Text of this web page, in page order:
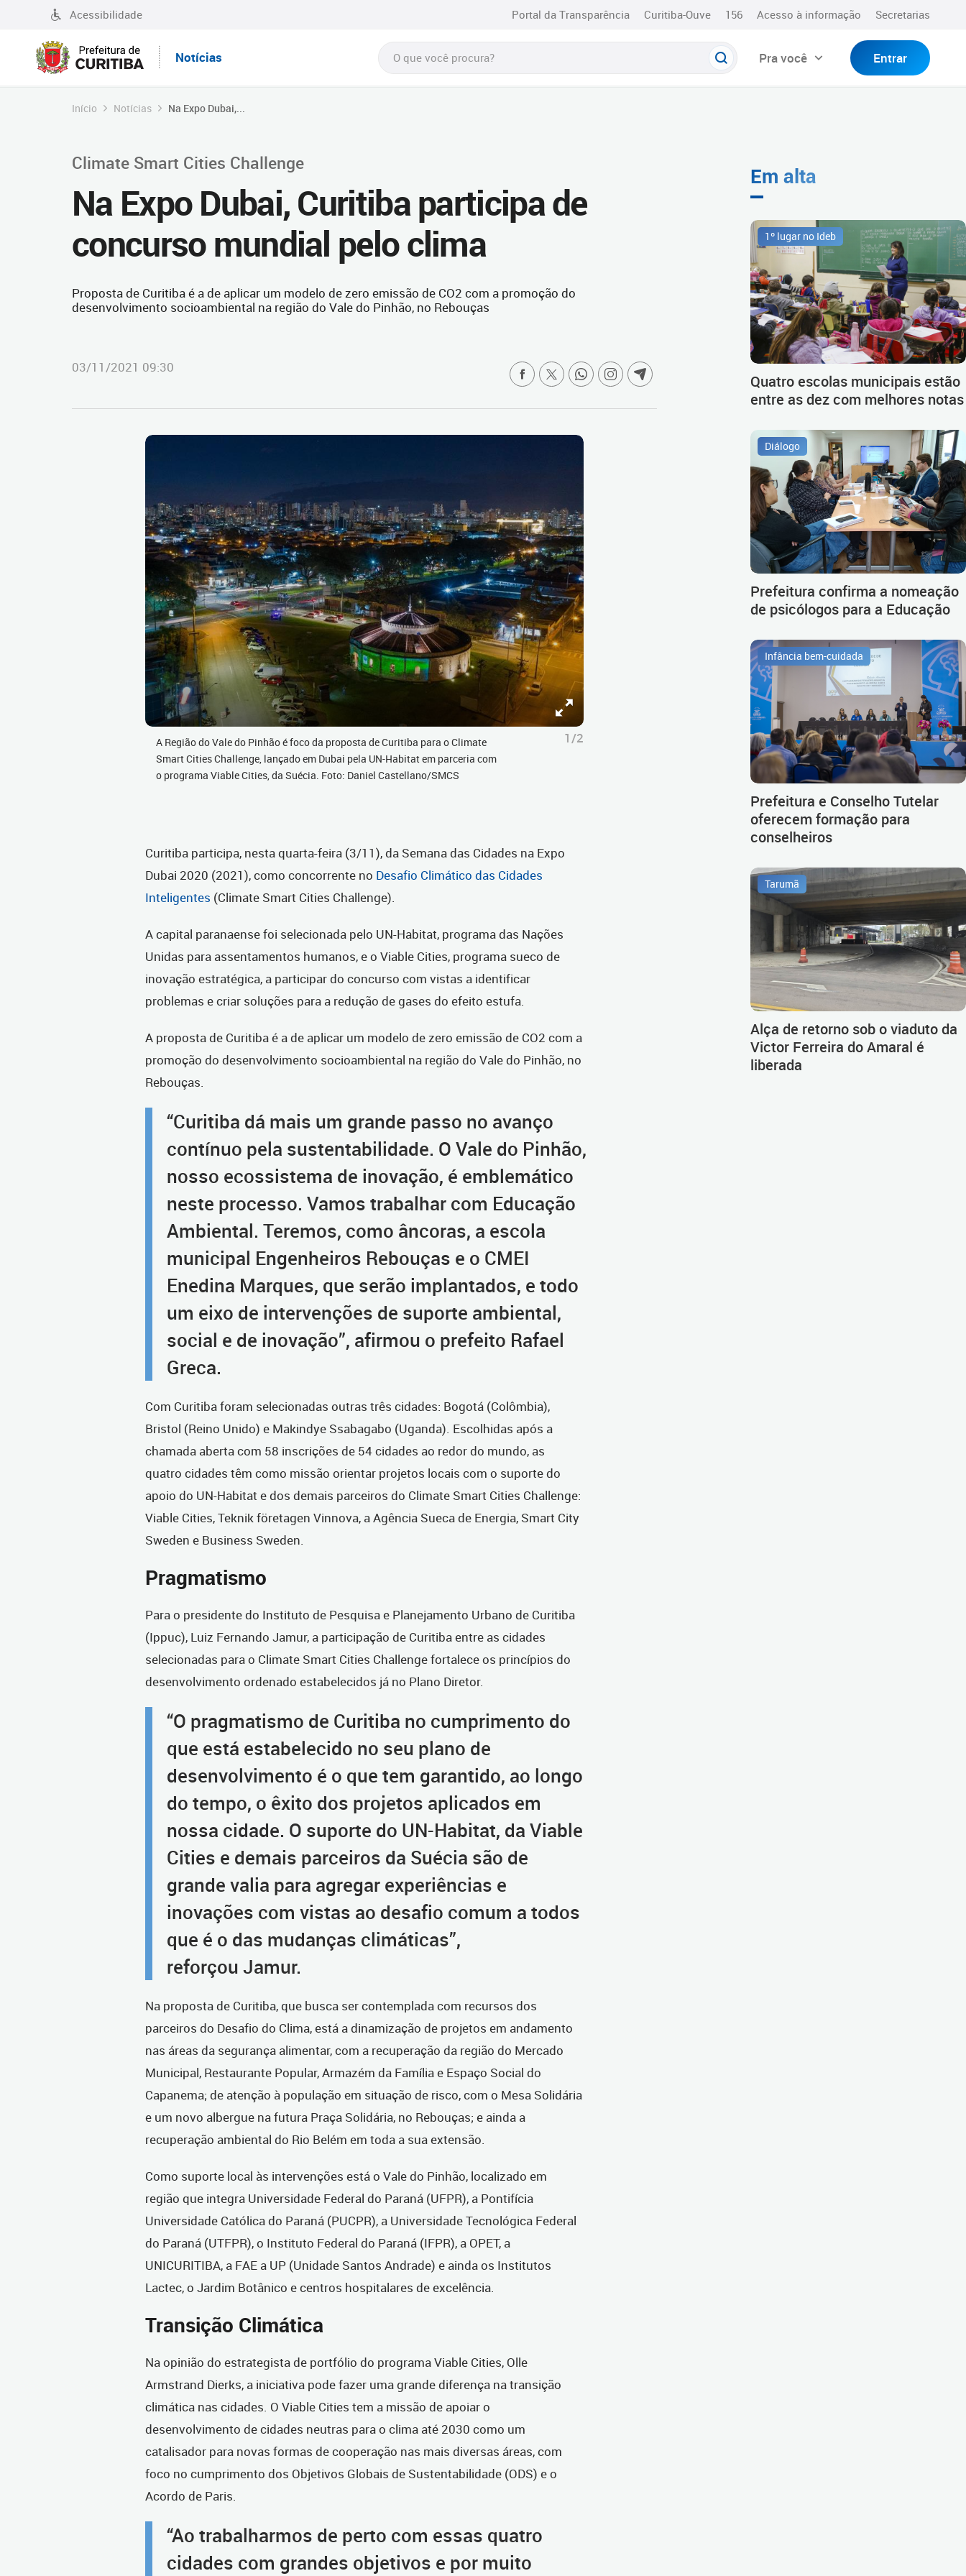
Acessibilidade Portal da Transparência Curitiba-Ouve 156 Acesso à informação Secretarias
Notícias Pra você Entrar
Início Notícias Na Expo Dubai,...
Climate Smart Cities Challenge
Na Expo Dubai, Curitiba participa de
concurso mundial pelo clima
Proposta de Curitiba é a de aplicar um modelo de zero emissão de CO2 com a promoção do
desenvolvimento socioambiental na região do Vale do Pinhão, no Rebouças
03/11/2021 09:30
A Região do Vale do Pinhão é foco da proposta de Curitiba para o Climate
Smart Cities Challenge, lançado em Dubai pela UN-Habitat em parceria com
o programa Viable Cities, da Suécia. Foto: Daniel Castellano/SMCS
1/2
Curitiba participa, nesta quarta-feira (3/11), da Semana das Cidades na Expo
Dubai 2020 (2021), como concorrente no Desafio Climático das Cidades
Inteligentes (Climate Smart Cities Challenge).
A capital paranaense foi selecionada pelo UN-Habitat, programa das Nações
Unidas para assentamentos humanos, e o Viable Cities, programa sueco de
inovação estratégica, a participar do concurso com vistas a identificar
problemas e criar soluções para a redução de gases do efeito estufa.
A proposta de Curitiba é a de aplicar um modelo de zero emissão de CO2 com a
promoção do desenvolvimento socioambiental na região do Vale do Pinhão, no
Rebouças.
“Curitiba dá mais um grande passo no avanço
contínuo pela sustentabilidade. O Vale do Pinhão,
nosso ecossistema de inovação, é emblemático
neste processo. Vamos trabalhar com Educação
Ambiental. Teremos, como âncoras, a escola
municipal Engenheiros Rebouças e o CMEI
Enedina Marques, que serão implantados, e todo
um eixo de intervenções de suporte ambiental,
social e de inovação”, afirmou o prefeito Rafael
Greca.
Com Curitiba foram selecionadas outras três cidades: Bogotá (Colômbia),
Bristol (Reino Unido) e Makindye Ssabagabo (Uganda). Escolhidas após a
chamada aberta com 58 inscrições de 54 cidades ao redor do mundo, as
quatro cidades têm como missão orientar projetos locais com o suporte do
apoio do UN-Habitat e dos demais parceiros do Climate Smart Cities Challenge:
Viable Cities, Teknik företagen Vinnova, a Agência Sueca de Energia, Smart City
Sweden e Business Sweden.
Pragmatismo
Para o presidente do Instituto de Pesquisa e Planejamento Urbano de Curitiba
(Ippuc), Luiz Fernando Jamur, a participação de Curitiba entre as cidades
selecionadas para o Climate Smart Cities Challenge fortalece os princípios do
desenvolvimento ordenado estabelecidos já no Plano Diretor.
“O pragmatismo de Curitiba no cumprimento do
que está estabelecido no seu plano de
desenvolvimento é o que tem garantido, ao longo
do tempo, o êxito dos projetos aplicados em
nossa cidade. O suporte do UN-Habitat, da Viable
Cities e demais parceiros da Suécia são de
grande valia para agregar experiências e
inovações com vistas ao desafio comum a todos
que é o das mudanças climáticas”,
reforçou Jamur.
Na proposta de Curitiba, que busca ser contemplada com recursos dos
parceiros do Desafio do Clima, está a dinamização de projetos em andamento
nas áreas da segurança alimentar, com a recuperação da região do Mercado
Municipal, Restaurante Popular, Armazém da Família e Espaço Social do
Capanema; de atenção à população em situação de risco, com o Mesa Solidária
e um novo albergue na futura Praça Solidária, no Rebouças; e ainda a
recuperação ambiental do Rio Belém em toda a sua extensão.
Como suporte local às intervenções está o Vale do Pinhão, localizado em
região que integra Universidade Federal do Paraná (UFPR), a Pontifícia
Universidade Católica do Paraná (PUCPR), a Universidade Tecnológica Federal
do Paraná (UTFPR), o Instituto Federal do Paraná (IFPR), a OPET, a
UNICURITIBA, a FAE a UP (Unidade Santos Andrade) e ainda os Institutos
Lactec, o Jardim Botânico e centros hospitalares de excelência.
Transição Climática
Na opinião do estrategista de portfólio do programa Viable Cities, Olle
Armstrand Dierks, a iniciativa pode fazer uma grande diferença na transição
climática nas cidades. O Viable Cities tem a missão de apoiar o
desenvolvimento de cidades neutras para o clima até 2030 como um
catalisador para novas formas de cooperação nas mais diversas áreas, com
foco no cumprimento dos Objetivos Globais de Sustentabilidade (ODS) e o
Acordo de Paris.
“Ao trabalharmos de perto com essas quatro
cidades com grandes objetivos e por muito
Em alta
1º lugar no Ideb
Quatro escolas municipais estão
entre as dez com melhores notas
Diálogo
Prefeitura confirma a nomeação
de psicólogos para a Educação
Infância bem-cuidada
Prefeitura e Conselho Tutelar
oferecem formação para
conselheiros
Tarumã
Alça de retorno sob o viaduto da
Victor Ferreira do Amaral é
liberada